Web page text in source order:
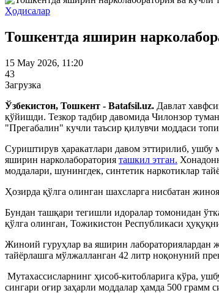
Ҳодисалар
Тошкентда яширин
15 May 2026, 11:20
43
Загрузка
Ўзбекистон, Тошкент - Batafsil.uz. Давлат
қўйишди. Тезкор тадбир давомида Чилонзор
"Прегабалин" кучли таъсир қилувчи моддаси
Суриштирув ҳаракатлари давом эттирилиб,
яширин нарколаборатория ташкил этган.
моддалари, шунингдек, синтетик наркотиклар
Ҳозирда қўлга олинган шахсларга нисбатан
Бундан ташқари тегишли идоралар томонидан
қўлга олинган, Тожикистон Республикаси
Жиноий гуруҳлар ва яширин лабораториялардан
тайёрлашга мўлжалланган 42 литр ноқонуний
Мутахассисларнинг ҳисоб-китобларига кўра,
сингари оғир заҳарли моддалар ҳамда 500 грамм